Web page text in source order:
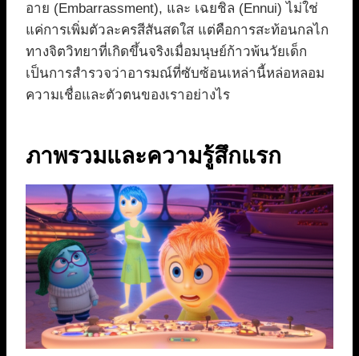
อาย (Embarrassment), และ เฉยชิล (Ennui) ไม่ใช่
แค่การเพิ่มตัวละครสีสันสดใส แต่คือการสะท้อนกลไก
ทางจิตวิทยาที่เกิดขึ้นจริงเมื่อมนุษย์ก้าวพ้นวัยเด็ก
เป็นการสำรวจว่าอารมณ์ที่ซับซ้อนเหล่านี้หล่อหลอม
ความเชื่อและตัวตนของเราอย่างไร
ภาพรวมและความรู้สึกแรก